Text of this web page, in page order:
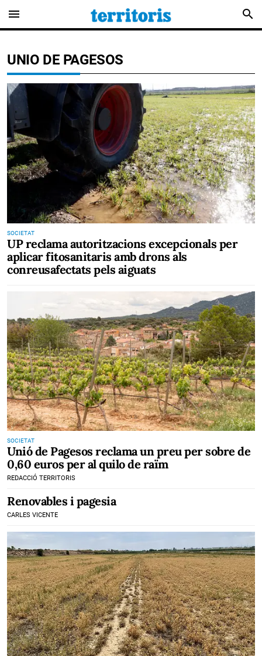
menu search
UNIO DE PAGESOS
SOCIETAT
UP reclama autoritzacions excepcionals per
aplicar fitosanitaris amb drons als
conreusafectats pels aiguats
SOCIETAT
Unió de Pagesos reclama un preu per sobre de
0,60 euros per al quilo de raïm
REDACCIÓ TERRITORIS
Renovables i pagesia
CARLES VICENTE